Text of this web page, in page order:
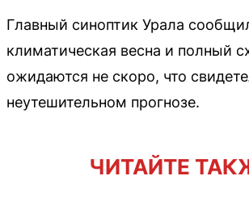
Главный синоптик Урала
климатическая весна и полный
ожидаются не скоро, что
неутешительном прогнозе.
ЧИТАЙТЕ